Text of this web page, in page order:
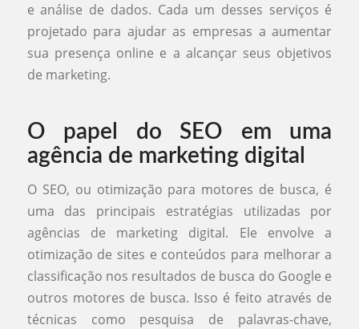
e análise de dados. Cada um desses serviços é
projetado para ajudar as empresas a aumentar
sua presença online e a alcançar seus objetivos
de marketing.
O papel do SEO em uma
agência de marketing digital
O SEO, ou otimização para motores de busca, é
uma das principais estratégias utilizadas por
agências de marketing digital. Ele envolve a
otimização de sites e conteúdos para melhorar a
classificação nos resultados de busca do Google e
outros motores de busca. Isso é feito através de
técnicas como pesquisa de palavras-chave,